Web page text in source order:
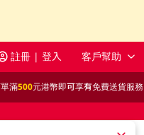
註冊 | 登入 客戶幫助
滿500元港幣即可享有免費送貨服務